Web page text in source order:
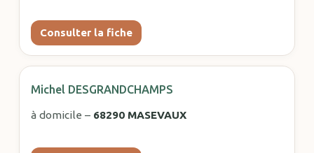
Consulter la fiche
Michel DESGRANDCHAMPS
à domicile – 68290 MASEVAUX